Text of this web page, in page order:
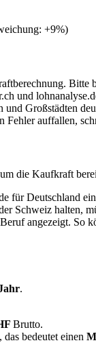
+9%)
und
Großstädten
auffallen,
die Kaufkraft
für Deutschland
Schweiz halten,
angezeigt.
.
Brutto.
das bedeutet einen